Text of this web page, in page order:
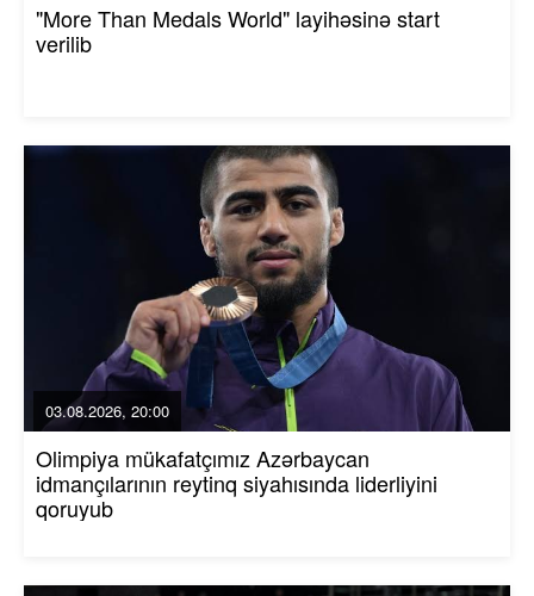
"More Than Medals World" layihəsinə start
verilib
03.08.2026, 20:00
Olimpiya mükafatçımız Azərbaycan
idmançılarının reytinq siyahısında liderliyini
qoruyub